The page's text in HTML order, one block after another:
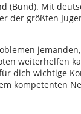
(Bund). Mit
der größten
weiterhelfen
dich wichtige
kompetenten